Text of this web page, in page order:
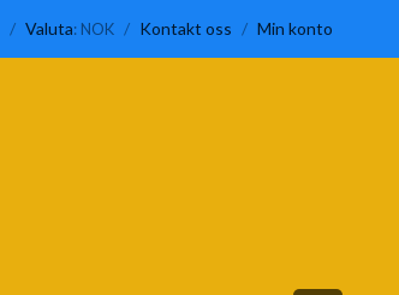
/ Valuta: NOK / Kontakt oss / Min konto